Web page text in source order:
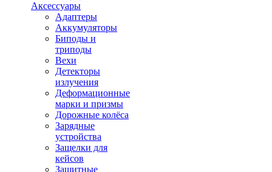
Аксессуары
Адаптеры
Аккумуляторы
Биподы и
триподы
Вехи
Детекторы
излучения
Деформационные
марки и призмы
Дорожные колёса
Зарядные
устройства
Защелки для
кейсов
Защитные